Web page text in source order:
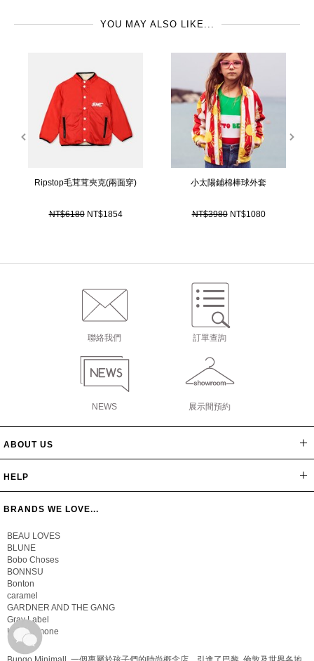
牌可親多了，希望可以讓更多的小朋友們有更好的設計師品牌服飾作為每日搭
配的選擇。設計創作的靈感主要是來自於小朋友的活力及精神，整個童裝系列
的設計以實穿，活潑的用色及大膽的圖案為主軸，有部分小女孩的洋裝設計更
是直接從Stella McCartney女裝的設計修改而來的。
YOU MAY ALSO LIKE...
Ripstop毛茸茸夾克(兩面穿)
NT$6180 NT$1854
小太陽鋪棉棒球外套
NT$3980 NT$1080
聯絡我們 訂單查詢
NEWS 展示間預約
ABOUT US
HELP
BRANDS WE LOVE...
BEAU LOVES
BLUNE
Bobo Choses
BONNSU
Bonton
caramel
GARDNER AND THE GANG
Gray Label
Hello Simone